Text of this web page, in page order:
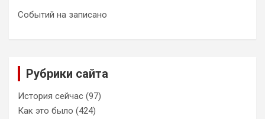
Событий на записано
Рубрики сайта
История сейчас (97)
Как это было (424)